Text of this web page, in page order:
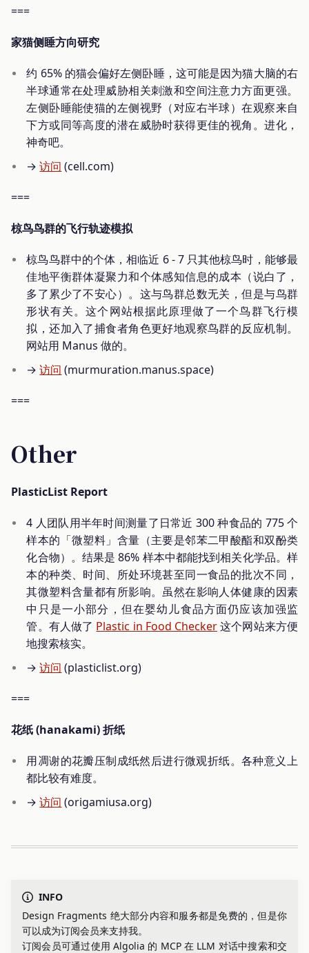
===
家猫侧睡方向研究
约 65% 的猫会偏好左侧卧睡，这可能是因为猫大脑的右
半球通常在处理威胁相关刺激和空间注意力方面更强。
左侧卧睡能使猫的左侧视野（对应右半球）在观察来自
下方或同等高度的潜在威胁时获得更佳的视角。进化，
神奇吧。
→访问 (cell.com)
===
椋鸟鸟群的飞行轨迹模拟
椋鸟鸟群中的个体，相临近 6 - 7 只其他椋鸟时，能够最
佳地平衡群体凝聚力和个体感知信息的成本（说白了，
多了累少了不安心）。这与鸟群总数无关，但是与鸟群
形状有关。这个网站根据此原理做了一个鸟群飞行模
拟，还加入了捕食者角色更好地观察鸟群的反应机制。
网站用 Manus 做的。
→访问 (murmuration.manus.space)
===
Other
PlasticList Report
4 人团队用半年时间测量了日常近 300 种食品的 775 个
样本的「微塑料」含量（主要是邻苯二甲酸酯和双酚类
化合物）。结果是 86% 样本中都能找到相关化学品。样
本的种类、时间、所处环境甚至同一食品的批次不同，
其微塑料含量都有所影响。虽然在影响人体健康的因素
中只是一小部分，但在婴幼儿食品方面仍应该加强监
管。有人做了 Plastic in Food Checker这个网站来方便
地搜索核实。
→访问 (plasticlist.org)
===
花纸 (hanakami) 折纸
用凋谢的花瓣压制成纸然后进行微观折纸。各种意义上
都比较有难度。
→访问 (origamiusa.org)
INFO
Design Fragments 绝大部分内容和服务都是免费的，但是你
可以成为订阅会员来支持我。
订阅会员可通过使用 Algolia 的 MCP 在 LLM 对话中搜索和交